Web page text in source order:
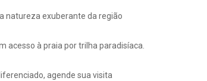
natureza exuberante da região
acesso à praia por trilha paradisíaca.
agende sua visita